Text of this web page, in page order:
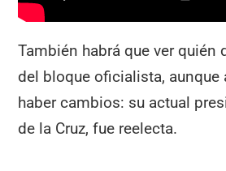
También habrá que ver quién
del bloque oficialista, aunque
haber cambios: su actual
de la Cruz, fue reelecta.